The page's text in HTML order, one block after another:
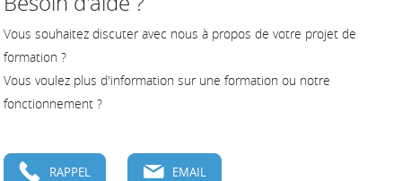
Vous souhaitez discuter avec nous à propos de votre projet de
formation ?
Vous voulez plus d'information sur une formation ou notre
fonctionnement ?
RAPPEL EMAIL